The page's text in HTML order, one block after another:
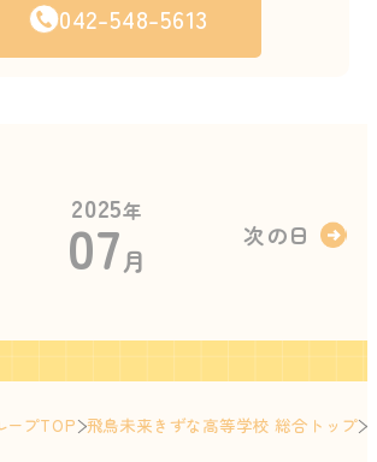
042-548-5613
2025年
07月
次の日
ープTOP 飛鳥未来きずな高等学校 総合トップ